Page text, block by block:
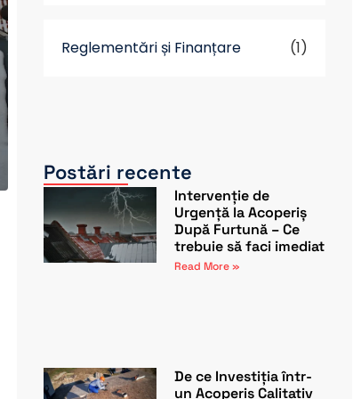
Reglementări și Finanțare (1)
Postări recente
Intervenție de
Urgență la Acoperiș
După Furtună – Ce
trebuie să faci imediat
Read More »
De ce Investiția într-
un Acoperiș Calitativ